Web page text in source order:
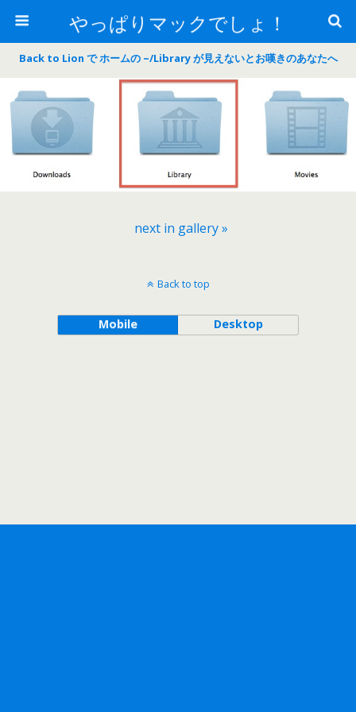
やっぱりマックでしょ！
Back to Lion で ホームの ~/Library が見えないとお嘆きのあなたへ
next in gallery »
Back to top
Mobile Desktop